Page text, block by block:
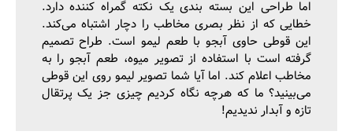
اما طراحی این بسته بندی یک نکته گمراه کننده دارد.
خطایی که از نظر بصری مخاطب را دچار اشتباه می‌کند.
این قوطی حاوی آبجو با طعم لیمو است. طراح تصمیم
گرفته است با استفاده از تصویر میوه، طعم آبجو را به
مخاطب اعلام کند. اما آیا شما تصویر لیمو روی این قوطی
می‌بینید؟ ما که هرچه نگاه کردیم چیزی جز یک پرتقال
تازه و آبدار ندیدیم!